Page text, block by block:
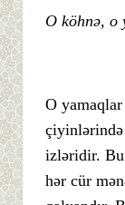
O köhnə, o
O
çiyinlərində
izləridir.
hər cür